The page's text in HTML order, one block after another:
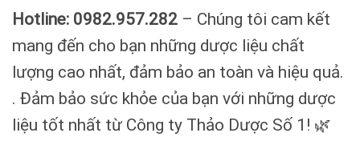
Hotline: 0982.957.282 – Chúng tôi cam kết
mang đến cho bạn những dược liệu chất
lượng cao nhất, đảm bảo an toàn và hiệu quả.
. Đảm bảo sức khỏe của bạn với những dược
liệu tốt nhất từ Công ty Thảo Dược Số 1! 🌿